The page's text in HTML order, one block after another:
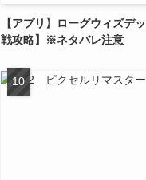
【アプリ】ローグウィズデ
戦攻略】※ネタバレ注意